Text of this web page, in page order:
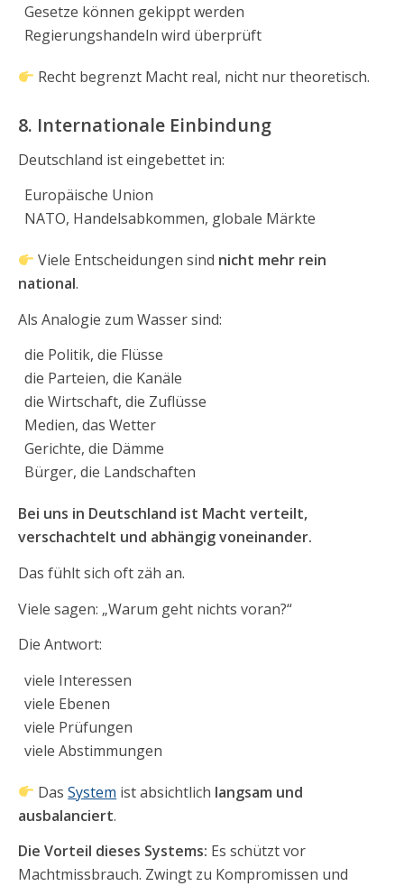
Gesetze können gekippt werden
Regierungshandeln wird überprüft
Recht begrenzt Macht real, nicht nur theoretisch.
8. Internationale Einbindung
Deutschland ist eingebettet in:
Europäische Union
NATO, Handelsabkommen, globale Märkte
Viele Entscheidungen sind nicht mehr rein
national.
Als Analogie zum Wasser sind:
die Politik, die Flüsse
die Parteien, die Kanäle
die Wirtschaft, die Zuflüsse
Medien, das Wetter
Gerichte, die Dämme
Bürger, die Landschaften
Bei uns in Deutschland ist Macht verteilt,
verschachtelt und abhängig voneinander.
Das fühlt sich oft zäh an.
Viele sagen: „Warum geht nichts voran?“
Die Antwort:
viele Interessen
viele Ebenen
viele Prüfungen
viele Abstimmungen
DasSystem ist absichtlich langsam und
ausbalanciert.
Die Vorteil dieses Systems: Es schützt vor
Machtmissbrauch. Zwingt zu Kompromissen und